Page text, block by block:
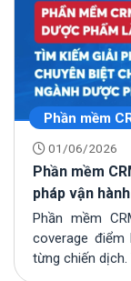
Phần mềm
01/06/2026
Phần mềm
pháp vận
Phần mềm
coverage điểm
từng chiến dịch.